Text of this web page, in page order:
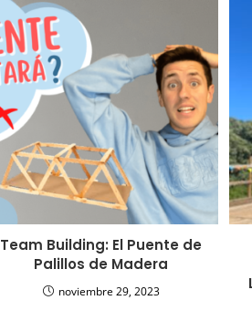
Team Building: El Puente de
Palillos de Madera
noviembre 29, 2023